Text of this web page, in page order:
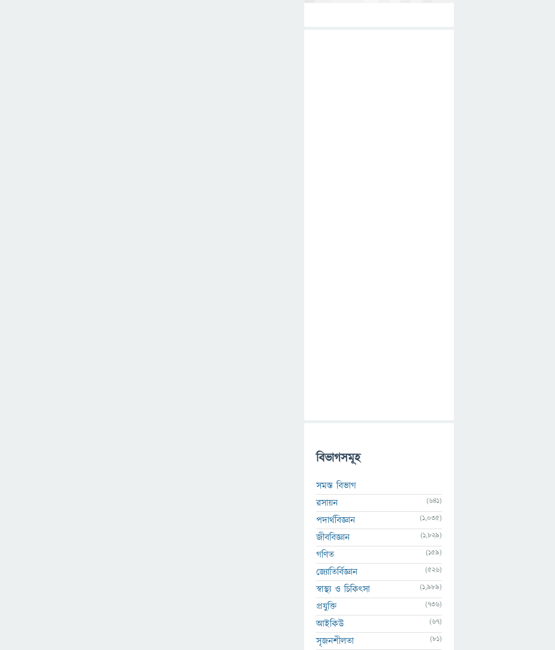
বিভাগসমূহ
সমস্ত বিভাগ
রসায়ন
(641)
পদার্থবিজ্ঞান (1,035)
জীববিজ্ঞান (1,829)
গণিত (159)
জ্যোতির্বিজ্ঞান (526)
স্বাস্থ্য ও চিকিৎসা (1,989)
প্রযুক্তি (736)
আইকিউ (67)
সৃজনশীলতা (81)